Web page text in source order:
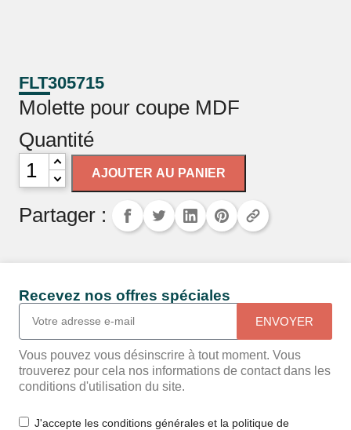
FLT305715
Molette pour coupe MDF
Quantité
AJOUTER AU PANIER
Partager :
Recevez nos offres spéciales
Vous pouvez vous désinscrire à tout moment. Vous
trouverez pour cela nos informations de contact dans les
conditions d'utilisation du site.
J'accepte les conditions générales et la politique de
ENVOYER